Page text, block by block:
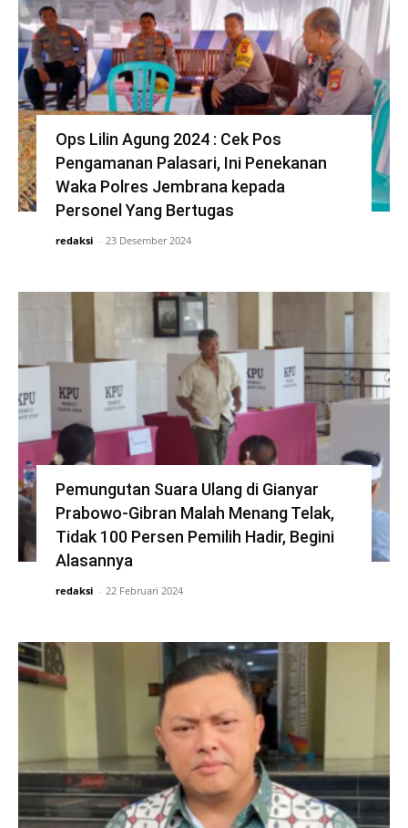
Ops Lilin Agung 2024 : Cek Pos
Pengamanan Palasari, Ini Penekanan
Waka Polres Jembrana kepada
Personel Yang Bertugas
redaksi - 23 Desember 2024
Pemungutan Suara Ulang di Gianyar
Prabowo-Gibran Malah Menang Telak,
Tidak 100 Persen Pemilih Hadir, Begini
Alasannya
redaksi - 22 Februari 2024